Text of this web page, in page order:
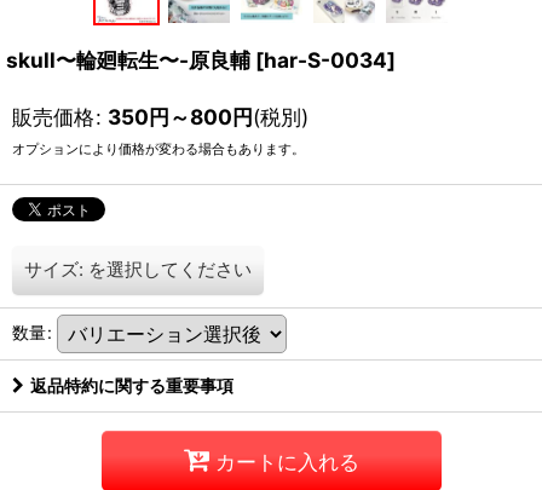
skull〜輪廻転生〜-原良輔 [har-S-0034]
販売価格: 350円～800円(税別)
オプションにより価格が変わる場合もあります。
サイズ: を選択してください
数量:
返品特約に関する重要事項
カートに入れる